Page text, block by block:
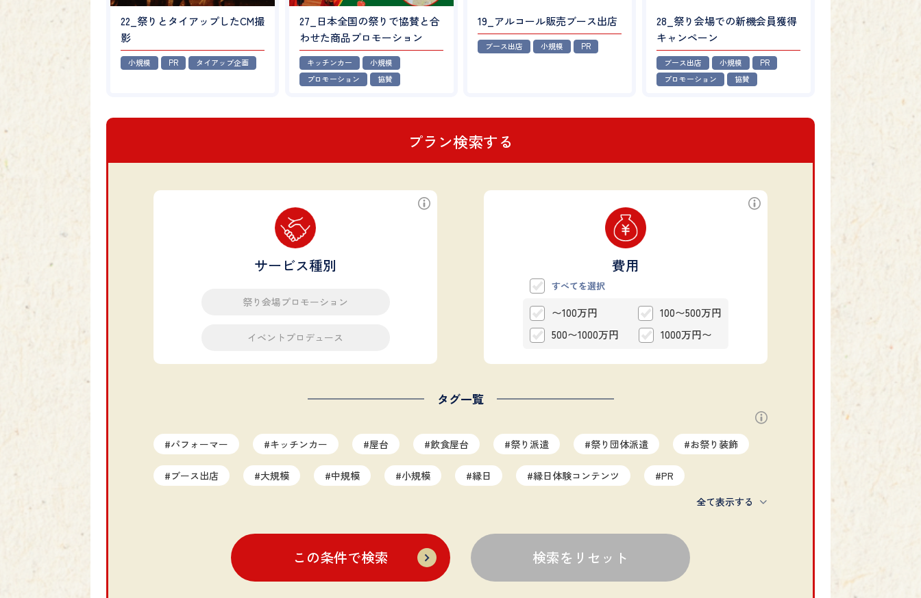
22_祭りとタイアップしたCM撮
影
小規模 PR タイアップ企画
27_日本全国の祭りで協賛と合
わせた商品プロモーション
キッチンカー
小規模
プロモーション
協賛
19_アルコール販売ブース出店
ブース出店 小規模 PR
28_祭り会場での新機会員獲得
キャンペーン
ブース出店 小規模
PR
プロモーション
協賛
プラン検索する
サービス種別
祭り会場プロモーション
イベントプロデュース
費用
すべてを選択
〜100万円
100〜500万円
500〜1000万円
1000万円〜
タグ一覧
#パフォーマー #キッチンカー #屋台 #飲食屋台 #祭り派遣 #祭り団体派遣 #お祭り装飾
#ブース出店 #大規模 #中規模 #小規模 #縁日 #縁日体験コンテンツ #PR
#インバウンド #広告掲出 #協賛 #参加型 #奇祭 #複数祭り
全て表示する
この条件で検索